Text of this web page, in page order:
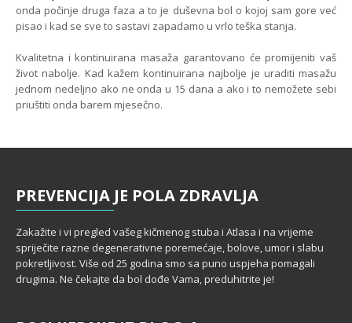
onda počinje druga faza a to je duševna bol o kojoj sam gore već
pisao i kad se sve to sastavi zapadamo u vrlo teška stanja.
Kvalitetna i kontinuirana masaža garantovano će promijeniti vaš
život nabolje. Kad kažem kontinuirana najbolje je uraditi masažu
jednom nedeljno ako ne onda u 15 dana a ako i to nemožete sebi
priuštiti onda barem mjesečno.
PREVENCIJA JE POLA ZDRAVLJA
Zakažite i vi pregled vašeg kičmenog stuba i Atlasa i na vrijeme
spriječite razne degenerativne poremećaje, bolove, umor i slabu
pokretljivost. Više od 25 godina smo sa puno uspjeha pomagali
drugima. Ne čekajte da bol dođe Vama, preduhitrite je!